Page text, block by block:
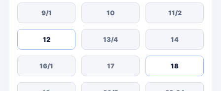
9/1 10 11/2
12 13/4 14
16/1 17 18